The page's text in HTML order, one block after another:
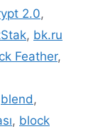
2.0,
, bk.ru
Feather,
blend,
, block